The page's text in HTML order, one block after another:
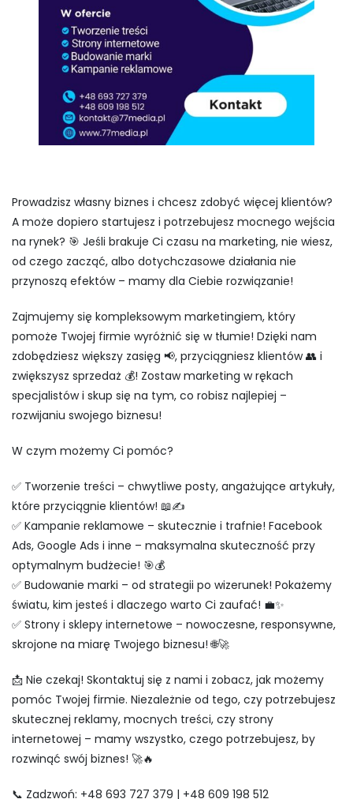
Prowadzisz własny biznes i chcesz zdobyć więcej klientów?
A może dopiero startujesz i potrzebujesz mocnego wejścia
na rynek? 🎯 Jeśli brakuje Ci czasu na marketing, nie wiesz,
od czego zacząć, albo dotychczasowe działania nie
przynoszą efektów – mamy dla Ciebie rozwiązanie!
Zajmujemy się kompleksowym marketingiem, który
pomoże Twojej firmie wyróżnić się w tłumie! Dzięki nam
zdobędziesz większy zasięg 📢, przyciągniesz klientów 👥 i
zwiększysz sprzedaż 💰! Zostaw marketing w rękach
specjalistów i skup się na tym, co robisz najlepiej –
rozwijaniu swojego biznesu!
W czym możemy Ci pomóc?
✅ Tworzenie treści – chwytliwe posty, angażujące artykuły,
które przyciągnie klientów! 📖✍️
✅ Kampanie reklamowe – skutecznie i trafnie! Facebook
Ads, Google Ads i inne – maksymalna skuteczność przy
optymalnym budżecie! 🎯💰
✅ Budowanie marki – od strategii po wizerunek! Pokażemy
światu, kim jesteś i dlaczego warto Ci zaufać! 💼✨
✅ Strony i sklepy internetowe – nowoczesne, responsywne,
skrojone na miarę Twojego biznesu! 🌐🚀
📩 Nie czekaj! Skontaktuj się z nami i zobacz, jak możemy
pomóc Twojej firmie. Niezależnie od tego, czy potrzebujesz
skutecznej reklamy, mocnych treści, czy strony
internetowej – mamy wszystko, czego potrzebujesz, by
rozwinąć swój biznes! 🚀🔥
📞 Zadzwoń: +48 693 727 379 | +48 609 198 512